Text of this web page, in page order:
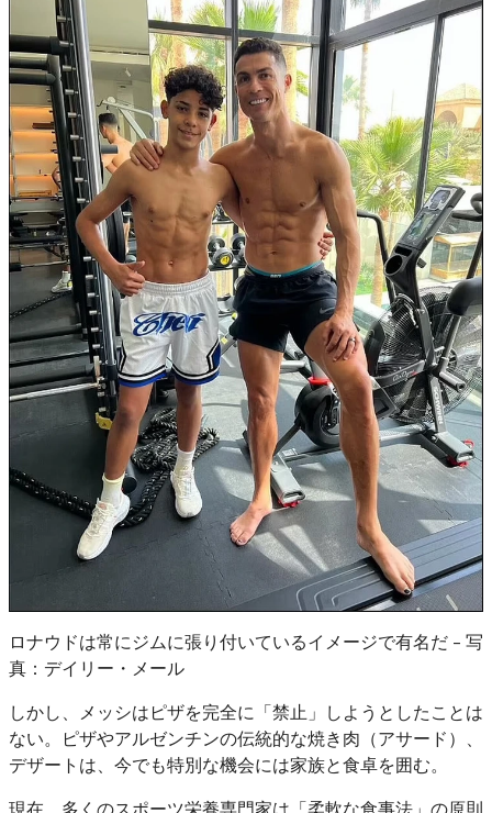
ロナウドは常にジムに張り付いているイメージで有名だ - 写
真：デイリー・メール
しかし、メッシはピザを完全に「禁止」しようとしたことは
ない。ピザやアルゼンチンの伝統的な焼き肉（アサード）、
デザートは、今でも特別な機会には家族と食卓を囲む。